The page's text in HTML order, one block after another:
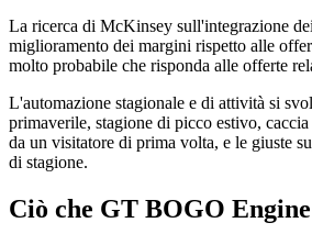
La ricerca di McKinsey sull'integrazione
miglioramento dei margini rispetto alle
molto probabile che risponda alle offerte
L'automazione stagionale e di attività si
primaverile, stagione di picco estivo,
da un visitatore di prima volta, e le giuste
di stagione.
Ciò che GT BOGO